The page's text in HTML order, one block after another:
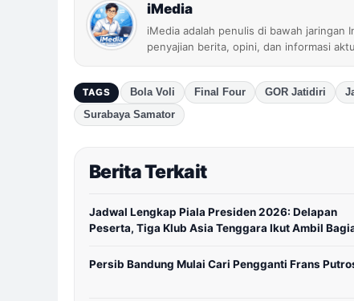
iMedia
iMedia adalah penulis di bawah jaringan
penyajian berita, opini, dan informasi
TAGS Bola Voli Final Four GOR Jatidiri
Surabaya Samator
Berita Terkait
Jadwal Lengkap Piala Presiden 2026: Delapan
Peserta, Tiga Klub Asia Tenggara Ikut Ambil
Persib Bandung Mulai Cari Pengganti Frans